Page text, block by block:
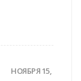
НОЯБРЯ 15,